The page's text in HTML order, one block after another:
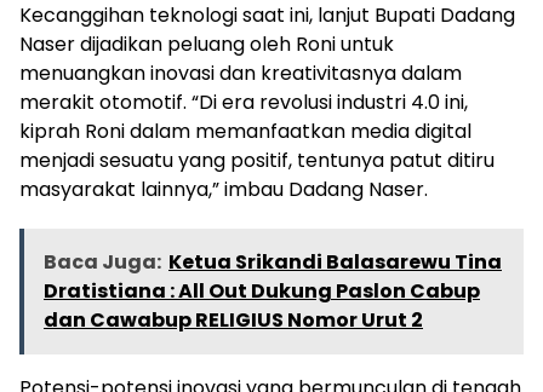
Kecanggihan teknologi saat ini, lanjut Bupati Dadang
Naser dijadikan peluang oleh Roni untuk
menuangkan inovasi dan kreativitasnya dalam
merakit otomotif. “Di era revolusi industri 4.0 ini,
kiprah Roni dalam memanfaatkan media digital
menjadi sesuatu yang positif, tentunya patut ditiru
masyarakat lainnya,” imbau Dadang Naser.
Baca Juga: Ketua Srikandi Balasarewu Tina
Dratistiana : All Out Dukung Paslon Cabup
dan Cawabup RELIGIUS Nomor Urut 2